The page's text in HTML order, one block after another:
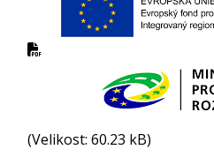
(Velikost: 60.23 kB)